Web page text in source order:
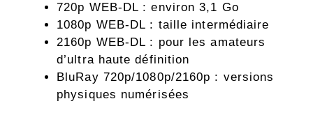
720p WEB-DL : environ 3,1 Go
1080p WEB-DL : taille intermédiaire
2160p WEB-DL : pour les amateurs
d’ultra haute définition
BluRay 720p/1080p/2160p : versions
physiques numérisées